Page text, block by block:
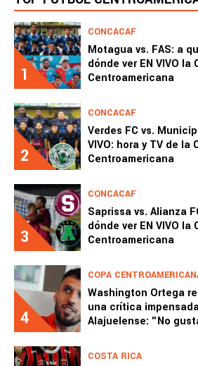
1
CONCACAF
Motagua vs. FAS: a
dónde ver EN VIVO la
Centroamericana
2
CONCACAF
Verdes FC vs.
VIVO: hora y TV de la
Centroamericana
3
CONCACAF
Saprissa vs. Alianza
dónde ver EN VIVO la
Centroamericana
4
COPA
Washington Ortega
una crítica
Alajuelense: "No
COSTA RICA